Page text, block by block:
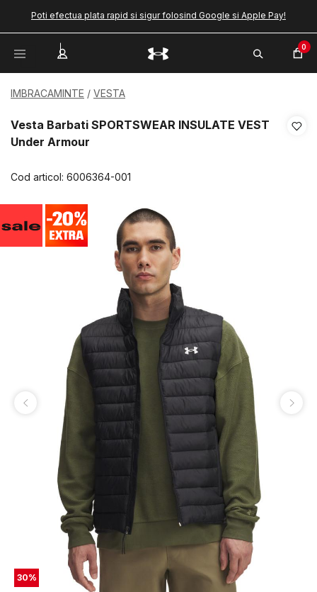
Poti efectua plata rapid si sigur folosind Google si Apple Pay!
0
IMBRACAMINTE VESTA
Vesta Barbati SPORTSWEAR INSULATE VEST
Under Armour
Cod articol: 6006364-001
30%